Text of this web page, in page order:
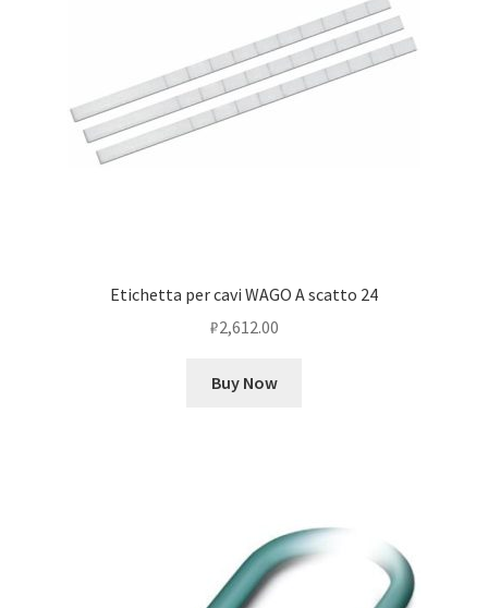
Etichetta per cavi WAGO A scatto 24
₽2,612.00
Buy Now